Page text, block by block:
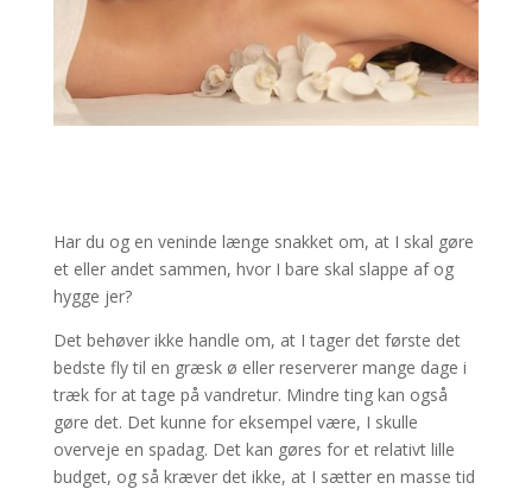
Har du og en veninde længe snakket om, at I skal gøre
et eller andet sammen, hvor I bare skal slappe af og
hygge jer?
Det behøver ikke handle om, at I tager det første det
bedste fly til en græsk ø eller reserverer mange dage i
træk for at tage på vandretur. Mindre ting kan også
gøre det. Det kunne for eksempel være, I skulle
overveje en spadag. Det kan gøres for et relativt lille
budget, og så kræver det ikke, at I sætter en masse tid